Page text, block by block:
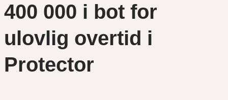
400 000 i bot for
ulovlig overtid i
Protector